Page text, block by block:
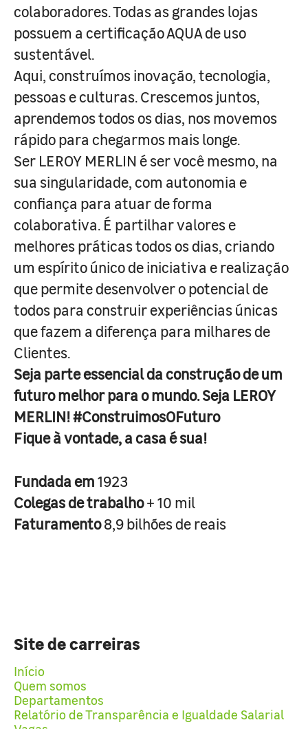
colaboradores. Todas as grandes lojas
possuem a certificação AQUA de uso
sustentável.
Aqui, construímos inovação, tecnologia,
pessoas e culturas. Crescemos juntos,
aprendemos todos os dias, nos movemos
rápido para chegarmos mais longe.
Ser LEROY MERLIN é ser você mesmo, na
sua singularidade, com autonomia e
confiança para atuar de forma
colaborativa. É partilhar valores e
melhores práticas todos os dias, criando
um espírito único de iniciativa e realização
que permite desenvolver o potencial de
todos para construir experiências únicas
que fazem a diferença para milhares de
Clientes.
Seja parte essencial da construção de um
futuro melhor para o mundo. Seja LEROY
MERLIN! #ConstruimosOFuturo
Fique à vontade, a casa é sua!
Fundada em1923
Colegas de trabalho+ 10 mil
Faturamento8,9 bilhões de reais
Site de carreiras
Início
Quem somos
Departamentos
Relatório de Transparência e Igualdade Salarial